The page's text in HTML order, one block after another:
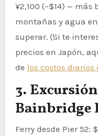
¥2,100 (~$14) — más
montañas y agua
superar. (Si te
precios en Japón,
de los costos diarios
3.
Bainbridge
Ferry desde Pier 52: